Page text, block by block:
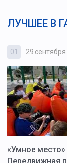
ЛУЧШЕЕ В
01 29 сентября
«Умное
Передвижная